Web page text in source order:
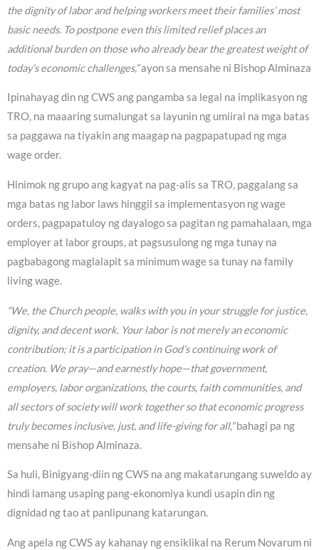
the dignity of labor and helping workers meet their families’ most
basic needs. To postpone even this limited relief places an
additional burden on those who already bear the greatest weight of
today’s economic challenges,”ayon sa mensahe ni Bishop Alminaza
Ipinahayag din ng CWS ang pangamba sa legal na implikasyon ng
TRO, na maaaring sumalungat sa layunin ng umiiral na mga batas
sa paggawa na tiyakin ang maagap na pagpapatupad ng mga
wage order.
Hinimok ng grupo ang kagyat na pag-alis sa TRO, paggalang sa
mga batas ng labor laws hinggil sa implementasyon ng wage
orders, pagpapatuloy ng dayalogo sa pagitan ng pamahalaan, mga
employer at labor groups, at pagsusulong ng mga tunay na
pagbabagong maglalapit sa minimum wage sa tunay na family
living wage.
“We, the Church people, walks with you in your struggle for justice,
dignity, and decent work. Your labor is not merely an economic
contribution; it is a participation in God’s continuing work of
creation. We pray—and earnestly hope—that government,
employers, labor organizations, the courts, faith communities, and
all sectors of society will work together so that economic progress
truly becomes inclusive, just, and life-giving for all,”bahagi pa ng
mensahe ni Bishop Alminaza.
Sa huli, Binigyang-diin ng CWS na ang makatarungang suweldo ay
hindi lamang usaping pang-ekonomiya kundi usapin din ng
dignidad ng tao at panlipunang katarungan.
Ang apela ng CWS ay kahanay ng ensiklikal na Rerum Novarum ni